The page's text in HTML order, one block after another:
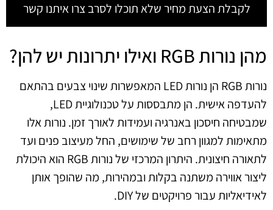
לקבלת הצעת מחיר שלא תוכלו לסרב צרו איתנו קשר
מהן נורות RGB ואילו יתרונות יש להן?
נורות RGB הן נורות LED המאפשרות שינוי צבעים בהתאם
להעדפה אישית. הן מתבססות על טכנולוגיית LED,
שמבטיחה חיסכון באנרגיה ועמידות לאורך זמן. נורות אלו
מתאימות למגוון רחב של שימושים, החל מעיצוב פנים ועד
לתאורה חיצונית. היתרון המרכזי של נורות RGB הוא היכולת
ליצור אווירה משתנה בקלות ובמהירות, מה שהופך אותן
לאידיאליות עבור פרויקטים של DIY.